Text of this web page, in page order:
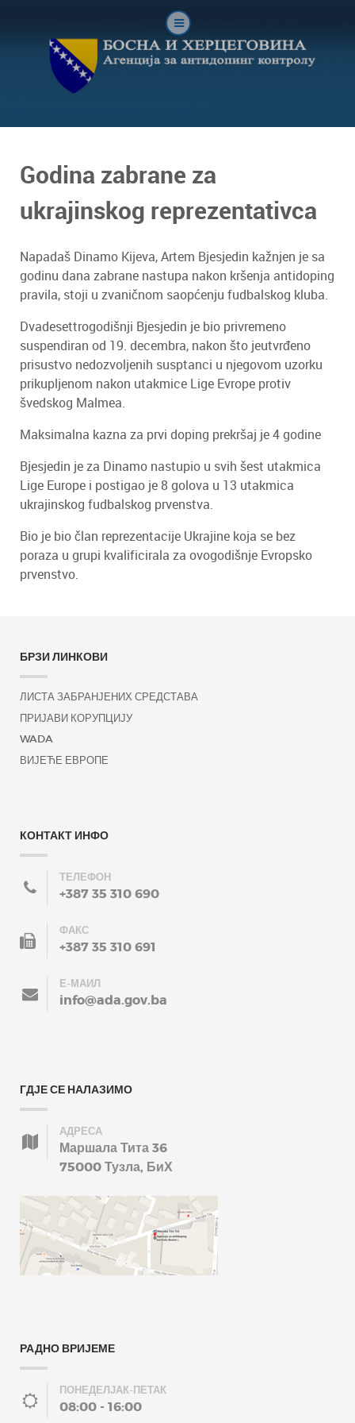
Godina zabrane za
ukrajinskog reprezentativca
Napadaš Dinamo Kijeva, Artem Bjesjedin kažnjen je sa
godinu dana zabrane nastupa nakon kršenja antidoping
pravila, stoji u zvaničnom saopćenju fudbalskog kluba.
Dvadesettrogodišnji Bjesjedin je bio privremeno
suspendiran od 19. decembra, nakon što jeutvrđeno
prisustvo nedozvoljenih susptanci u njegovom uzorku
prikupljenom nakon utakmice Lige Evrope protiv
švedskog Malmea.
Maksimalna kazna za prvi doping prekršaj je 4 godine
Bjesjedin je za Dinamo nastupio u svih šest utakmica
Lige Europe i postigao je 8 golova u 13 utakmica
ukrajinskog fudbalskog prvenstva.
Bio je bio član reprezentacije Ukrajine koja se bez
poraza u grupi kvalificirala za ovogodišnje Evropsko
prvenstvo.
БРЗИ ЛИНКОВИ
ЛИСТА ЗАБРАНЈЕНИХ СРЕДСТАВА
ПРИЈАВИ КОРУПЦИЈУ
WADA
ВИЈЕЋЕ ЕВРОПЕ
КОНТАКТ ИНФО
ТЕЛЕФОН
+387 35 310 690
ФАКС
+387 35 310 691
Е-МАИЛ
info@ada.gov.ba
ГДЈЕ СЕ НАЛАЗИМО
АДРЕСА
Маршала Тита 36
75000 Тузла, БиХ
РАДНО ВРИЈЕМЕ
ПОНЕДЕЛЈАК-ПЕТАК
08:00 - 16:00